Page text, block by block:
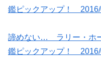
鑑ピックアップ！
諦めない… ラリー・ホ
鑑ピックアップ！ 2016/